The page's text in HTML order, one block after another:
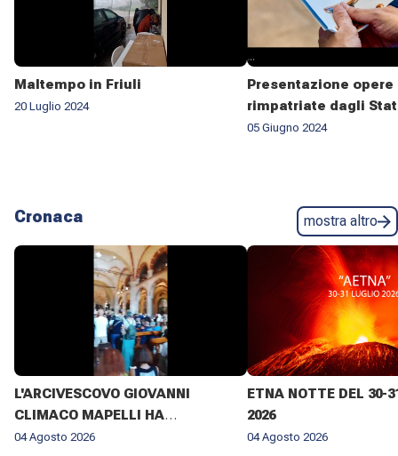
Maltempo in Friuli
20 Luglio 2024
Presentazione
rimpatriate dagli
05 Giugno 2024
Cronaca mostra altro
L'ARCIVESCOVO GIOVANNI
CLIMACO MAPELLI HA
PRESENZIATO AL FUNERALE DI
04 Agosto 2026
ETNA NOTTE DEL 30-
2026
04 Agosto 2026